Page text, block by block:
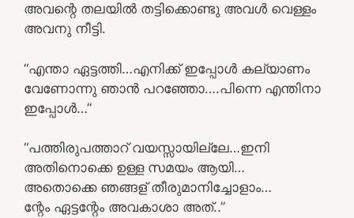
അവന്റെ തലയിൽ തട്ടിക്കൊണ്ടു അവൾ വെള്ളം
അവനു നീട്ടി.
“എന്താ ഏട്ടത്തി…എനിക്ക് ഇപ്പോൾ കല്യാണം
വേണോന്നു ഞാൻ പറഞ്ഞോ….പിന്നെ എന്തിനാ
ഇപ്പോൾ…”
“പത്തിരുപത്താറ് വയസ്സായില്ലേ…ഇനി
അതിനൊക്കെ ഉള്ള സമയം ആയി…
അതൊക്കെ ഞങ്ങള് തീരുമാനിച്ചോളാം…
ന്റേം ഏട്ടന്റേം അവകാശാ അത്..”